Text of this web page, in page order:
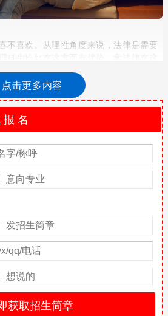
不喜欢。从理性角度来说，法律是需要
是法律需要背大量的法律条文，会比较
应这种学习模式。
吗
优势劣势。虽然有刻板印象觉得理科生
的，但我个人觉得没有依据。论记忆
大的，文理科都要有比较好的记忆力(事
记忆难度了)。论逻辑，主要也是语义逻
在这体现不出什么优势，文理都得重新
不依赖任何高中既有的“知识”。理论上
适合更多的是看个人，而不是文理科。
困难
的时候只要你记性不差都没问题。
要求，也不是说文科学生就有优势，因
是十分严谨的。
点击更多内容